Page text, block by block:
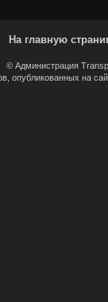
На главную
© Администрация
опубликованных на